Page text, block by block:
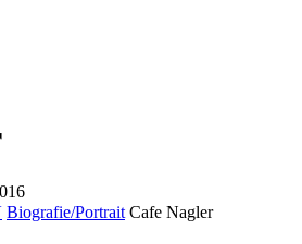
Biografie/Portrait Cafe Nagler